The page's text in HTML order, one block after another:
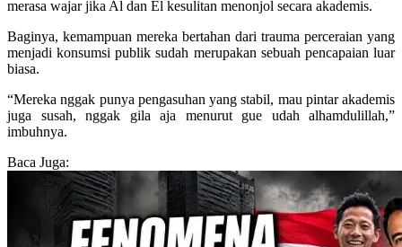
merasa wajar jika Al dan El kesulitan menonjol secara akademis.
Baginya, kemampuan mereka bertahan dari trauma perceraian yang
menjadi konsumsi publik sudah merupakan sebuah pencapaian luar
biasa.
“Mereka nggak punya pengasuhan yang stabil, mau pintar akademis
juga susah, nggak gila aja menurut gue udah alhamdulillah,”
imbuhnya.
Baca Juga: